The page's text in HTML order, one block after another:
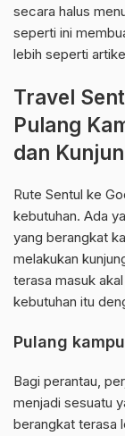
secara halus
seperti ini
lebih seperti
Travel
Pulang
dan
Rute Sentul ke
kebutuhan. Ada
yang berangkat
melakukan
terasa masuk
kebutuhan itu
Pulang
Bagi perantau,
menjadi sesuatu
berangkat terasa